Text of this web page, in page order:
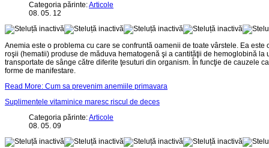
Categoria părinte:Articole
08. 05. 12
Anemia este o problema cu care se confruntă oamenii de toate vârstele. Ea
roşii (hematii) produse de măduva hematogenă şi a cantităţii de hemoglobină
transportate de sânge către diferite ţesuturi din organism. În funcţie de cauzele
forme de manifestare.
Read More: Cum sa prevenim anemiile primavara
Suplimentele vitaminice maresc riscul de deces
Categoria părinte:Articole
08. 05. 09